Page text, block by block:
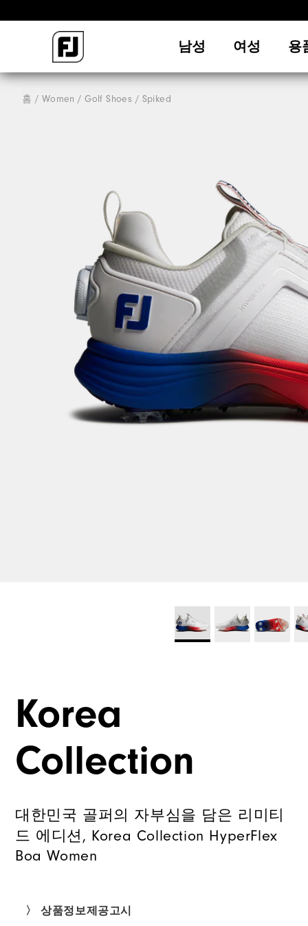
남성 여성 용
홈 Women Golf Shoes Spiked
Korea
Collection
대한민국 골퍼의 자부심을 담은 리미티
드 에디션, Korea Collection HyperFlex
Boa Women
〉 상품정보제공고시